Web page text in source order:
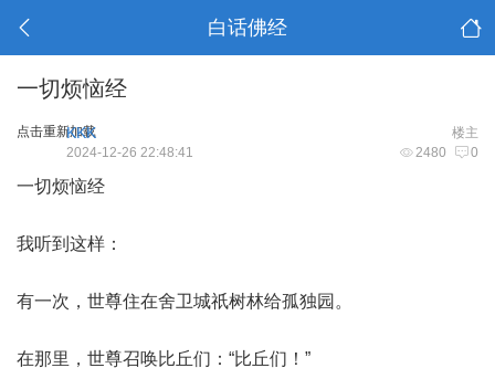
白话佛经
一切烦恼经
点击重新加载 楼主
KKK
2480 0
2024-12-26 22:48:41
一切烦恼经
我听到这样：
有一次，世尊住在舍卫城祇树林给孤独园。
在那里，世尊召唤比丘们：“比丘们！”